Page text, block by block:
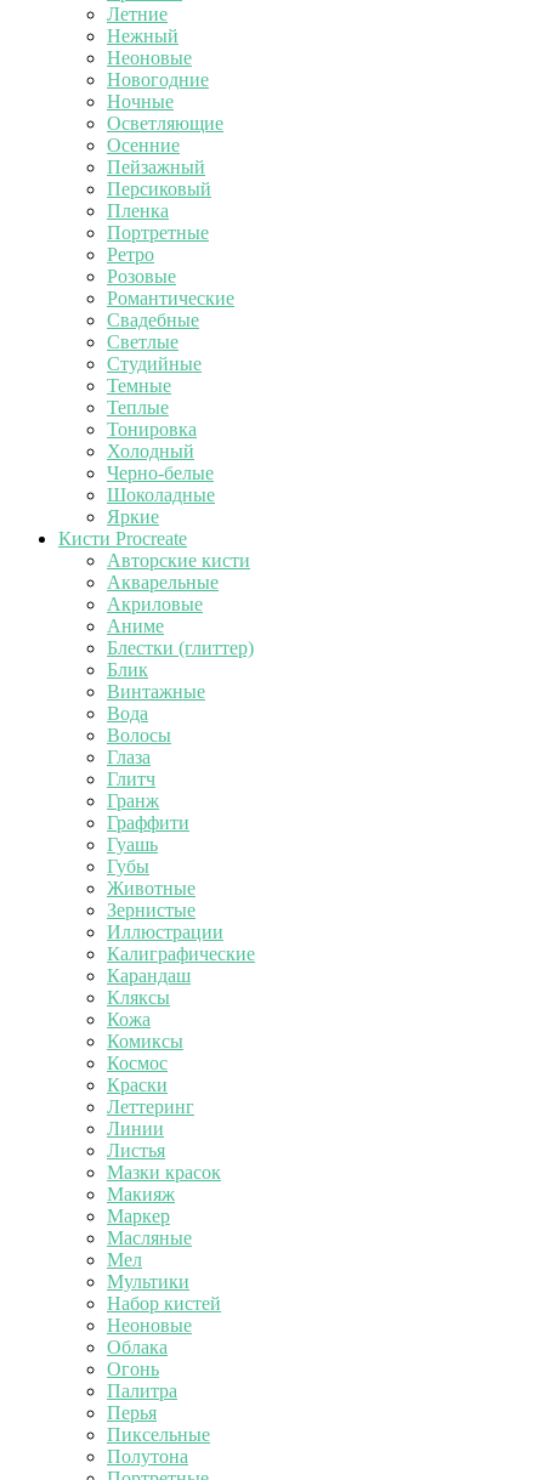
Летние
Нежный
Неоновые
Новогодние
Ночные
Осветляющие
Осенние
Пейзажный
Персиковый
Пленка
Портретные
Ретро
Розовые
Романтические
Свадебные
Светлые
Студийные
Темные
Теплые
Тонировка
Холодный
Черно-белые
Шоколадные
Яркие
Кисти Procreate
Авторские кисти
Акварельные
Акриловые
Аниме
Блестки (глиттер)
Блик
Винтажные
Вода
Волосы
Глаза
Глитч
Гранж
Граффити
Гуашь
Губы
Животные
Зернистые
Иллюстрации
Калиграфические
Карандаш
Кляксы
Кожа
Комиксы
Космос
Краски
Леттеринг
Линии
Листья
Мазки красок
Макияж
Маркер
Масляные
Мел
Мультики
Набор кистей
Неоновые
Облака
Огонь
Палитра
Перья
Пиксельные
Полутона